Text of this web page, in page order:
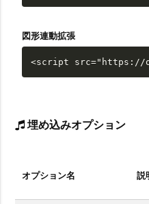
図形連動拡張
<script src="https://
埋め込みオプション
オプション名 説